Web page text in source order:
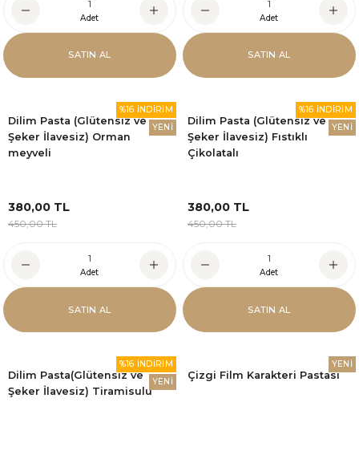
Adet
SATIN AL
Adet
SATIN AL
%16 İNDİRİM
YENİ
Dilim Pasta (Glütensiz ve
Şeker İlavesiz) Orman
meyveli
380,00 TL
450,00 TL
Adet
SATIN AL
%16 İNDİRİM
YENİ
Dilim Pasta (Glütensiz ve
Şeker İlavesiz) Fıstıklı
Çikolatalı
380,00 TL
450,00 TL
Adet
SATIN AL
%16 İNDİRİM
YENİ
Dilim Pasta(Glütensiz ve
Şeker İlavesiz) Tiramisulu
YENİ
Çizgi Film Karakteri Pastası